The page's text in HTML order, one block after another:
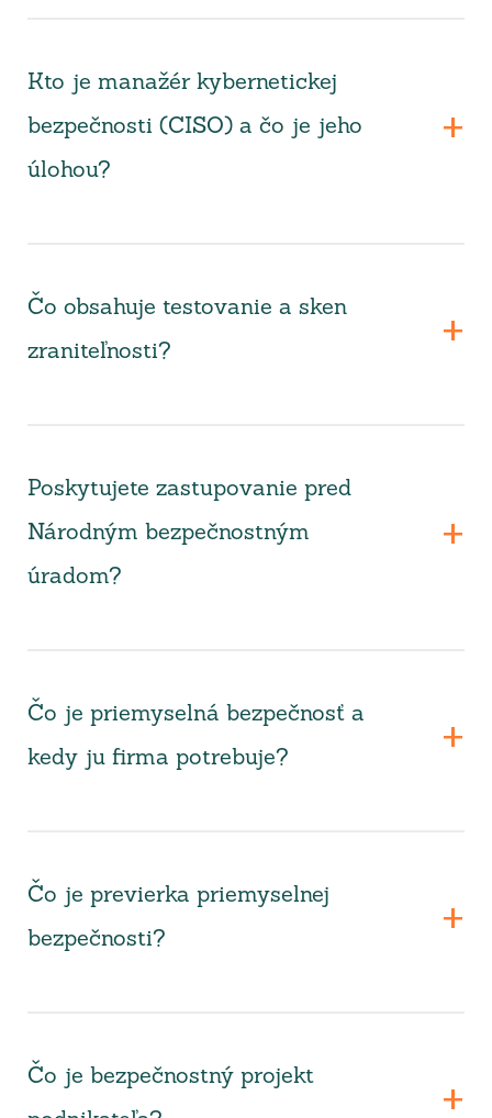
Kto je manažér kybernetickej
bezpečnosti (CISO) a čo je jeho
úlohou?
Čo obsahuje testovanie a sken
zraniteľnosti?
Poskytujete zastupovanie pred
Národným bezpečnostným
úradom?
Čo je priemyselná bezpečnosť a
kedy ju firma potrebuje?
Čo je previerka priemyselnej
bezpečnosti?
Čo je bezpečnostný projekt